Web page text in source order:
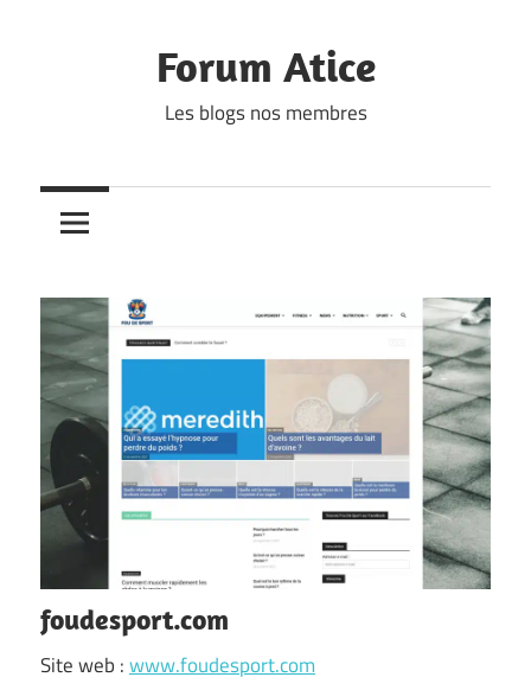
Forum Atice
Les blogs nos membres
foudesport.com
Site web :www.foudesport.com